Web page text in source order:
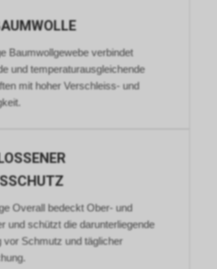
Baumwollgewebe verbindet
und temperaturausgleichende
mit hoher Verschleiss- und
Overall bedeckt Ober- und
und schützt die darunterliegende
vor Schmutz und täglicher